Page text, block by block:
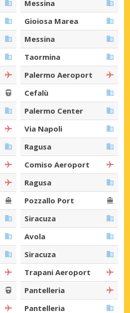
Messina
Gioiosa Marea
Messina
Taormina
Palermo Aeroport
Cefalù
Palermo Center
Via Napoli
Ragusa
Comiso Aeroport
Ragusa
Pozzallo Port
Siracuza
Avola
Siracuza
Trapani Aeroport
Pantelleria
Pantelleria